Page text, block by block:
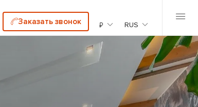
Заказать звонок ₽ RUS
в Москве